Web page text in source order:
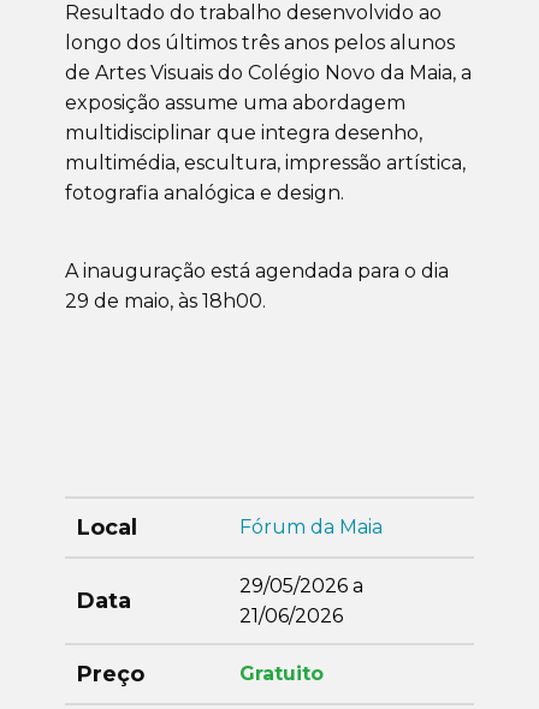
Resultado do trabalho desenvolvido ao
longo dos últimos três anos pelos alunos
de Artes Visuais do Colégio Novo da Maia, a
exposição assume uma abordagem
multidisciplinar que integra desenho,
multimédia, escultura, impressão artística,
fotografia analógica e design.
A inauguração está agendada para o dia
29 de maio, às 18h00.
Local Fórum da Maia
Data
29/05/2026 a
21/06/2026
Preço Gratuito